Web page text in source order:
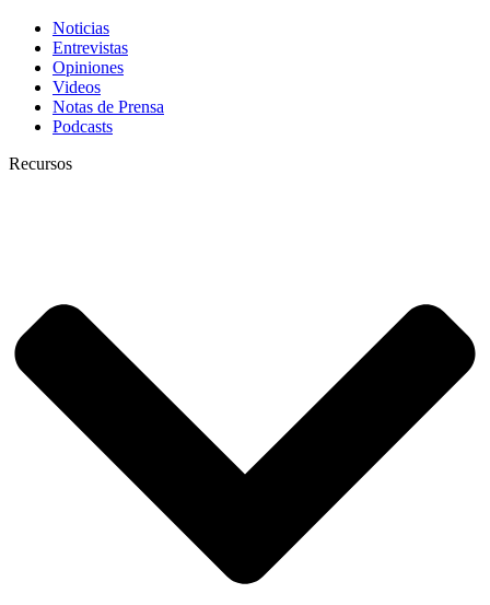
Noticias
Entrevistas
Opiniones
Videos
Notas de Prensa
Podcasts
Recursos